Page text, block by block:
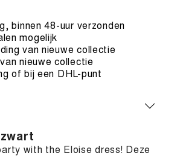
binnen 48-uur verzonden
mogelijk
van nieuwe collectie
nieuwe collectie
of bij een DHL-punt
with the Eloise dress! Deze